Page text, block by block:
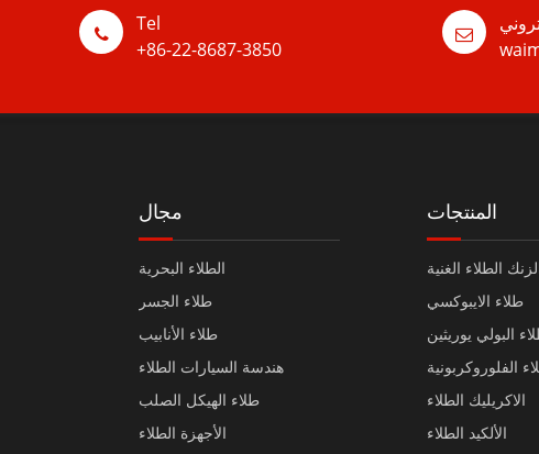
Tel
+86-22-8687-3850
مجال
الطلاء البحرية
طلاء الجسر
طلاء الأنابيب
هندسة السيارات الطلاء
طلاء الهيكل الصلب
الأجهزة الطلاء
المنتجات
الطلاء الغنية
طلاء الايبوكسي
البولي يوريثين
الفلوروكربونية
الاكريليك الطلاء
الألكيد الطلاء